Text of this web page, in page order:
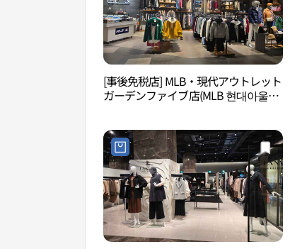
[事後免税店] MLB・現代アウトレット
ガーデンファイブ店(MLB 현대아울렛